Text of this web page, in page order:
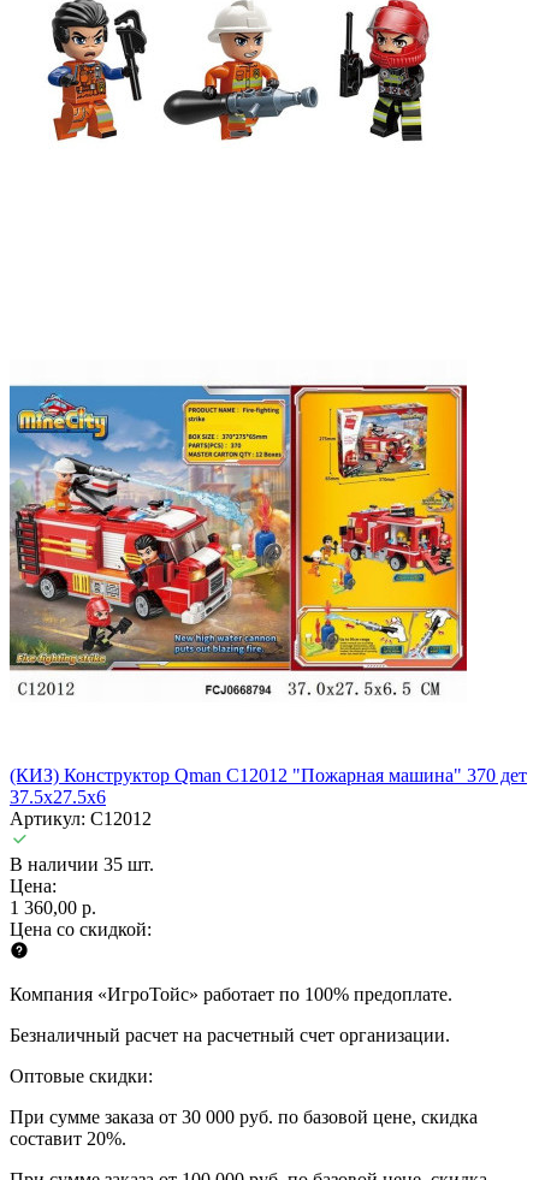
(КИЗ) Конструктор Qman C12012 "Пожарная машина" 370 дет
37.5х27.5х6
Артикул: C12012
В наличии 35 шт.
Цена:
1 360,00 р.
Цена со скидкой:
Компания «ИгроТойс» работает по 100% предоплате.
Безналичный расчет на расчетный счет организации.
Оптовые скидки:
При сумме заказа от 30 000 руб. по базовой цене, скидка
составит 20%.